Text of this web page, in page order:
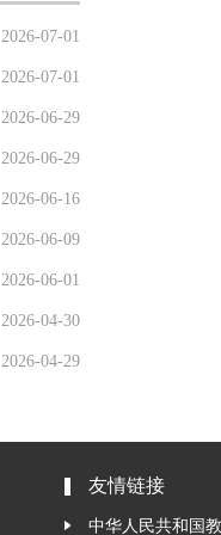
2026-07-01
2026-07-01
2026-06-29
2026-06-29
2026-06-16
2026-06-09
2026-06-01
2026-04-30
2026-04-29
友情链接
中华人民共和国